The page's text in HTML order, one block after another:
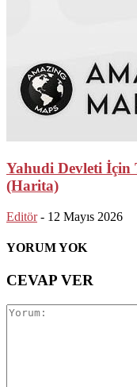
Yahudi Devleti İçin
(Harita)
Editör - 12 Mayıs 2026
YORUM YOK
CEVAP VER